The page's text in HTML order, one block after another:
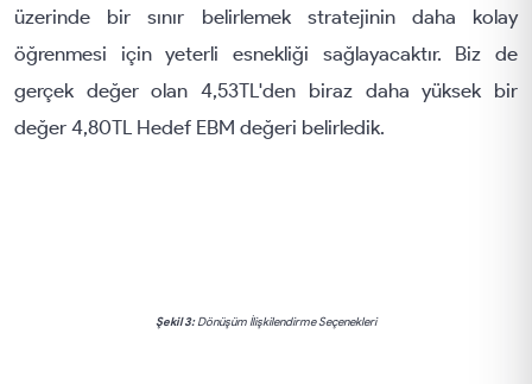
üzerinde bir sınır belirlemek stratejinin daha kolay
öğrenmesi için yeterli esnekliği sağlayacaktır. Biz de
gerçek değer olan 4,53TL'den biraz daha yüksek bir
değer 4,80TL Hedef EBM değeri belirledik.
Şekil 3:Dönüşüm İlişkilendirme Seçenekleri